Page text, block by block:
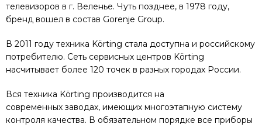
телевизоров в г. Веленье. Чуть позднее, в 1978 году,
бренд вошел в состав Gorenje Group.
В 2011 году техника Körting стала доступна и российскому
потребителю. Сеть сервисных центров Körting
насчитывает более 120 точек в разных городах России.
Вся техника Körting производится на
современных заводах, имеющих многоэтапную систему
контроля качества. В обязательном порядке все приборы